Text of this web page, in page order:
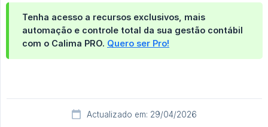
Tenha acesso a recursos exclusivos, mais
automação e controle total da sua gestão contábil
com o Calima PRO. Quero ser Pro!
Actualizado em: 29/04/2026